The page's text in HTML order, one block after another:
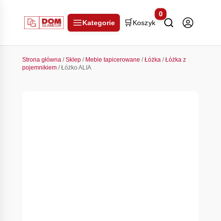
Kategorie 🛒 Koszyk
0
Strona główna/Sklep/ Meble tapicerowane /Łóżka/Łóżka z
pojemnikiem/ Łóżko ALIA